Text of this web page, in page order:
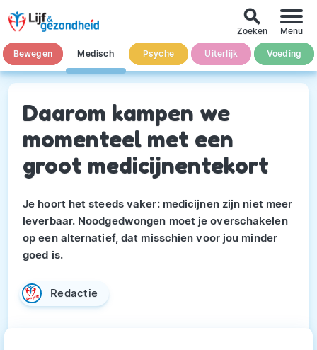
Bewegen Medisch Psyche Uiterlijk Voeding
search
Zoeken Menu
Daarom kampen we
momenteel met een
groot medicijnentekort
Je hoort het steeds vaker: medicijnen zijn niet meer
leverbaar. Noodgedwongen moet je overschakelen
op een alternatief, dat misschien voor jou minder
goed is.
Redactie